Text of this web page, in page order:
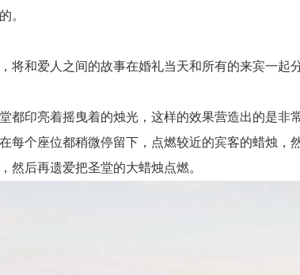
。
爱人之间的故事在婚礼当天和所有的来宾一起
印亮着摇曳着的烛光，这样的效果营造出的是非
个座位都稍微停留下，点燃较近的宾客的蜡烛，
然后再遗爱把圣堂的大蜡烛点燃。